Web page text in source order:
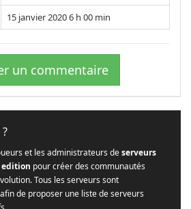
15 janvier 2020 6 h 00 min
un commentaire
et les administrateurs deserveurs
edition pour créer des communautés
Tous les serveurs sont
de proposer une liste de serveurs